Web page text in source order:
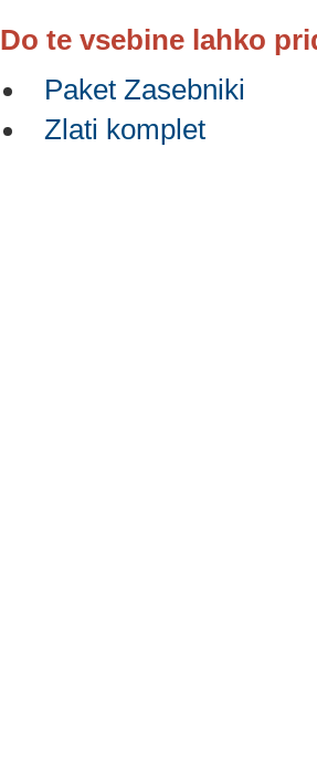
Do te vsebine lahko
Paket Zasebniki
Zlati komplet